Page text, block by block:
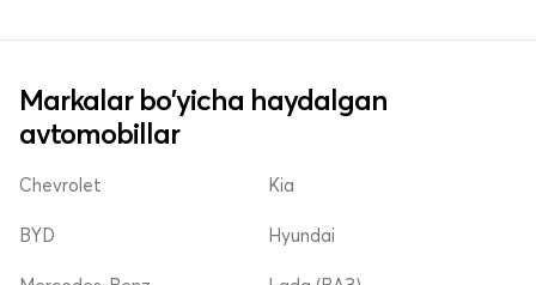
Markalar bo'yicha haydalgan
avtomobillar
Chevrolet
BYD
Kia
Hyundai